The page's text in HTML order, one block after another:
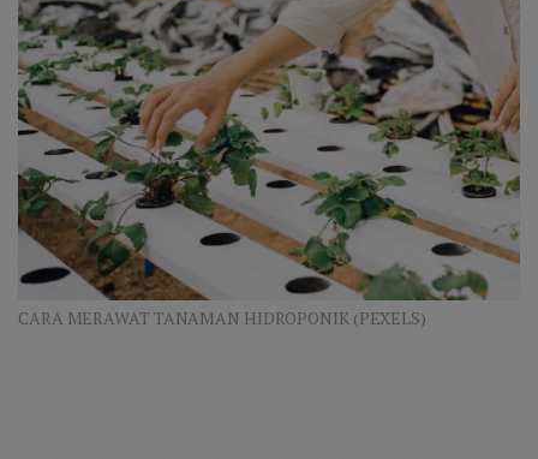
CARA MERAWAT TANAMAN HIDROPONIK (PEXELS)